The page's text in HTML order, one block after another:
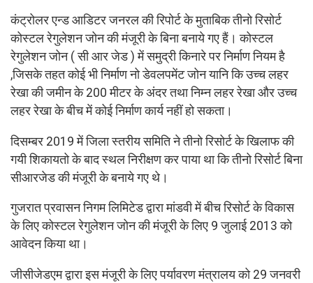
कंट्रोलर एन्ड आडिटर जनरल की रिपोर्ट के मुताबिक तीनो रिसोर्ट
कोस्टल रेगुलेशन जोन की मंजूरी के बिना बनाये गए हैं। कोस्टल
रेगुलेशन जोन ( सी आर जेड ) में समुद्री किनारे पर निर्माण नियम है
,जिसके तहत कोई भी निर्माण नो डेवलपमेंट जोन यानि कि उच्च लहर
रेखा की जमीन के 200 मीटर के अंदर तथा निम्न लहर रेखा और उच्च
लहर रेखा के बीच में कोई निर्माण कार्य नहीं हो सकता।
दिसम्बर 2019 में जिला स्तरीय समिति ने तीनो रिसोर्ट के खिलाफ की
गयी शिकायतो के बाद स्थल निरीक्षण कर पाया था कि तीनो रिसोर्ट बिना
सीआरजेड की मंजूरी के बनाये गए थे।
गुजरात प्रवासन निगम लिमिटेड द्वारा मांडवी में बीच रिसोर्ट के विकास
के लिए कोस्टल रेगुलेशन जोन की मंजूरी के लिए 9 जुलाई 2013 को
आवेदन किया था।
जीसीजेडएम द्वारा इस मंजूरी के लिए पर्यावरण मंत्रालय को 29 जनवरी